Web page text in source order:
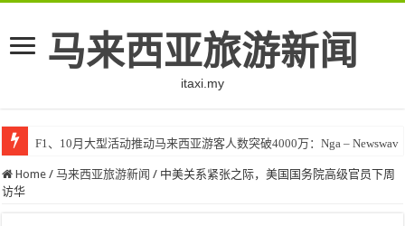
马来西亚旅游新闻
itaxi.my
F1、10月大型活动推动马来西亚游客人数突破4000万：Nga – Newswav
Home / 马来西亚旅游新闻 / 中美关系紧张之际，美国国务院高级官员下周
访华